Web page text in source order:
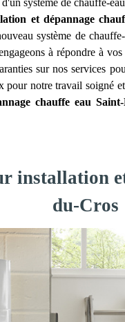
système de chauffe-
et dépannage
système de
à répondre à
sur nos services
notre travail soigné
chauffe eau
installation
du-Cros